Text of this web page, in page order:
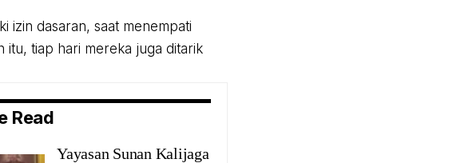
izin dasaran, saat menempati
itu, tiap hari mereka juga ditarik
Read
Yayasan Sunan Kalijaga